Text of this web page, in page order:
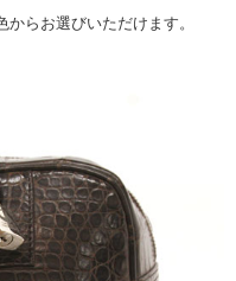
らお選びいただけます。